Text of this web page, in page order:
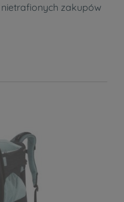
nietrafionych zakupów